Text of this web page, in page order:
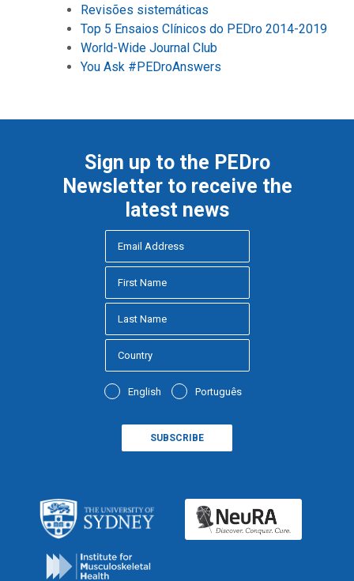
Revisões sistemáticas
Top 5 Ensaios Clínicos do PEDro 2014-2019
World-Wide Journal Club
You Ask #PEDroAnswers
Sign up to the PEDro
Newsletter to receive the
latest news
English Português